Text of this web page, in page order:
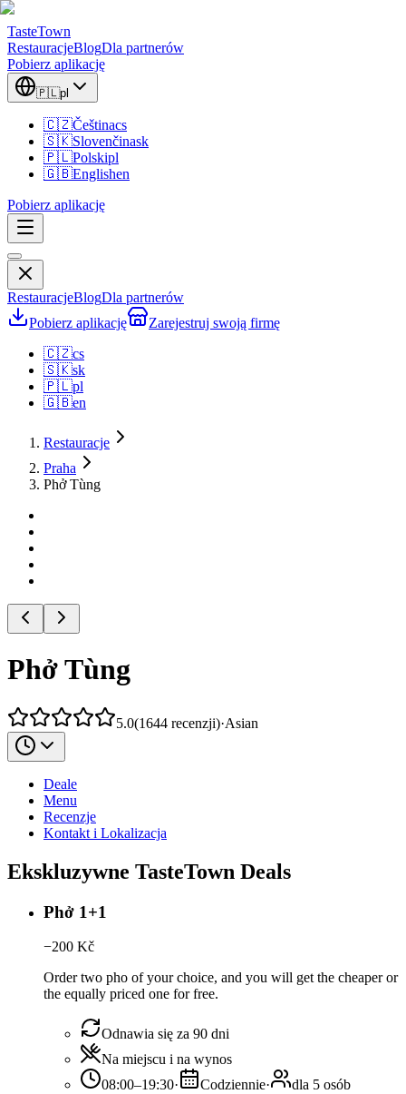
TasteTown
RestauracjeBlogDla partnerów
Pobierz aplikację
🇵🇱pl
🇨🇿Češtinacs
🇸🇰Slovenčinask
🇵🇱Polskipl
🇬🇧Englishen
Pobierz aplikację
RestauracjeBlogDla partnerów
Pobierz aplikację
Zarejestruj swoją firmę
🇨🇿cs
🇸🇰sk
🇵🇱pl
🇬🇧en
Restauracje
Praha
Phở Tùng
Phở Tùng
5.0(1644 recenzji)·Asian
Deale
Menu
Recenzje
Kontakt i Lokalizacja
Ekskluzywne TasteTown Deals
Phở 1+1
−200 Kč
Order two pho of your choice, and you will get the cheaper or
the equally priced one for free.
Odnawia się za 90 dni
Na miejscu i na wynos
08:00–19:30· Codziennie·
dla 5 osób